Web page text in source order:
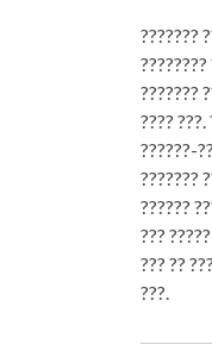
???????
????????
???????
???? ???.
??????-
???????
??????
???
??? ??
???.